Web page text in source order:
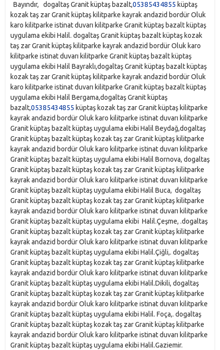
Bayındır, dogaltaş Granit küptaş bazalt,05385434855 küptaş
kozak taş zar Granit küptaş kilitparke kayrak andazid bordür Oluk
karo kilitparke istinat duvarı kilitparke Granit küptaş bazalt küptaş
uygulama ekibi Halil. dogaltaş Granit küptaş bazalt küptaş kozak
taş zar Granit küptaş kilitparke kayrak andazid bordür Oluk karo
kilitparke istinat duvarı kilitparke Granit küptaş bazalt küptaş
uygulama ekibi Halil Bayraklı,dogaltaş Granit küptaş bazalt küptaş
kozak taş zar Granit küptaş kilitparke kayrak andazid bordür Oluk
karo kilitparke istinat duvarı kilitparke Granit küptaş bazalt küptaş
uygulama ekibi Halil Bergama,dogaltaş Granit küptaş
bazalt,05385434855 küptaş kozak taş zar Granit küptaş kilitparke
kayrak andazid bordür Oluk karo kilitparke istinat duvarı kilitparke
Granit küptaş bazalt küptaş uygulama ekibi Halil Beydağ,dogaltaş
Granit küptaş bazalt küptaş kozak taş zar Granit küptaş kilitparke
kayrak andazid bordür Oluk karo kilitparke istinat duvarı kilitparke
Granit küptaş bazalt küptaş uygulama ekibi Halil Bornova, dogaltaş
Granit küptaş bazalt küptaş kozak taş zar Granit küptaş kilitparke
kayrak andazid bordür Oluk karo kilitparke istinat duvarı kilitparke
Granit küptaş bazalt küptaş uygulama ekibi Halil Buca, dogaltaş
Granit küptaş bazalt küptaş kozak taş zar Granit küptaş kilitparke
kayrak andazid bordür Oluk karo kilitparke istinat duvarı kilitparke
Granit küptaş bazalt küptaş uygulama ekibi Halil.Çeşme, .dogaltaş
Granit küptaş bazalt küptaş kozak taş zar Granit küptaş kilitparke
kayrak andazid bordür Oluk karo kilitparke istinat duvarı kilitparke
Granit küptaş bazalt küptaş uygulama ekibi Halil.Çiğli,. dogaltaş
Granit küptaş bazalt küptaş kozak taş zar Granit küptaş kilitparke
kayrak andazid bordür Oluk karo kilitparke istinat duvarı kilitparke
Granit küptaş bazalt küptaş uygulama ekibi Halil.Dikili, dogaltaş
Granit küptaş bazalt küptaş kozak taş zar Granit küptaş kilitparke
kayrak andazid bordür Oluk karo kilitparke istinat duvarı kilitparke
Granit küptaş bazalt küptaş uygulama ekibi Halil. Foça,. dogaltaş
Granit küptaş bazalt küptaş kozak taş zar Granit küptaş kilitparke
kayrak andazid bordür Oluk karo kilitparke istinat duvarı kilitparke
Granit küptaş bazalt küptaş uygulama ekibi Halil.Gaziemir.